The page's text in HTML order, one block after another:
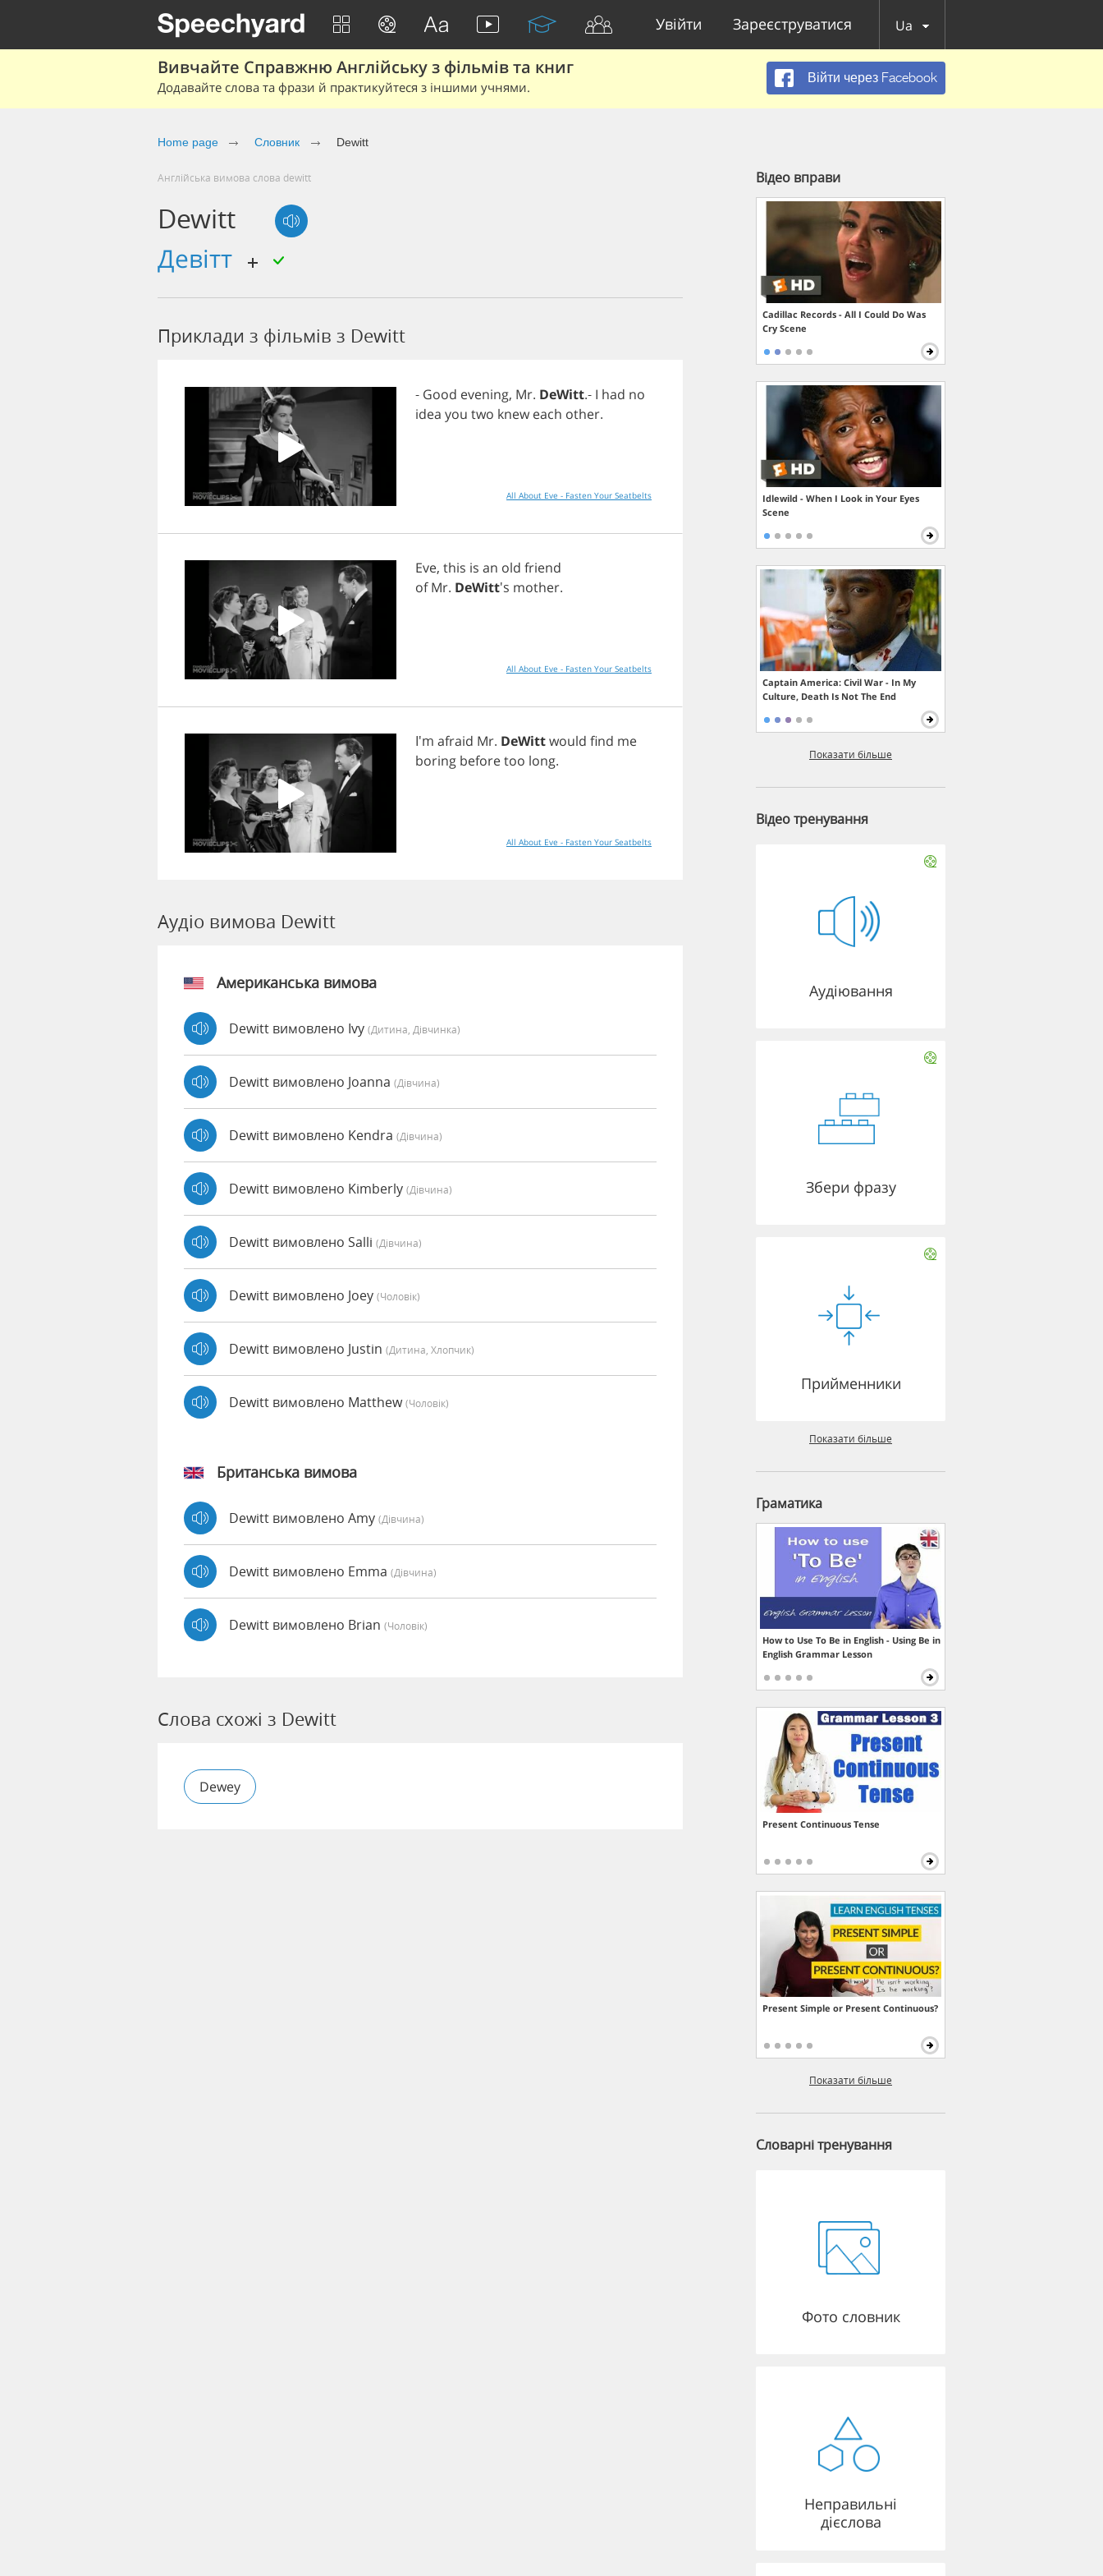
Увійти Зареєструватися Ua
Вивчайте Справжню Англійську з фільмів та книг
Додавайте слова та фрази й практикуйтеся з іншими учнями.
Війти через Facebook
Home page Cловник Dewitt
Англійська вимова слова dewitt
Dewitt
девітт
Приклади з фільмів з Dewitt
- Good evening, Mr. DeWitt.- I had no
idea you two knew each other.
All About Eve - Fasten Your Seatbelts
Eve, this is an old friend
of Mr. DeWitt's mother.
All About Eve - Fasten Your Seatbelts
I'm afraid Mr. DeWittwould find me
boring beforetoo long.
All About Eve - Fasten Your Seatbelts
Аудіо вимова Dewitt
Американська вимова
Dewitt вимовлено Ivy (дитина, Дівчинка)
Dewitt вимовлено Joanna (дівчина)
Dewitt вимовлено Kendra (дівчина)
Dewitt вимовлено Kimberly (дівчина)
Dewitt вимовлено Salli (дівчина)
Dewitt вимовлено Joey (чоловік)
Dewitt вимовлено Justin (дитина, Хлопчик)
Dewitt вимовлено Matthew(чоловік)
Британська вимова
Dewitt вимовлено Amy (дівчина)
Dewitt вимовлено Emma (дівчина)
Dewitt вимовлено Brian (чоловік)
Слова схожі з Dewitt
Dewey
Відео вправи
Cadillac Records - All I Could Do Was
Cry Scene
Idlewild - When I Look in Your Eyes
Scene
Captain America: Civil War - In My
Culture, Death Is Not The End
Показати більше
Відео тренування
Аудіювання
Збери фразу
Прийменники
Показати більше
Граматика
How to Use To Be in English - Using Be in
English Grammar Lesson
Present Continuous Tense
Present Simple or Present Continuous?
Показати більше
Словарні тренування
Фото словник
Неправильні
дієслова